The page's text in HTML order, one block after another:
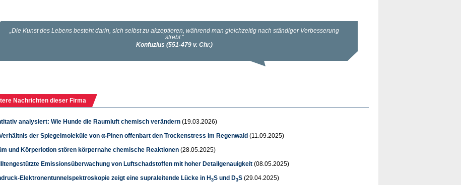
Nachrichten dieser Firma
analysiert: Wie Hunde die Raumluft chemisch verändern (19.03.2026)
der Spiegelmoleküle von α-Pinen offenbart den Trockenstress im Regenwald (11.09.2025)
und Körperlotion stören körpernahe chemische Reaktionen (28.05.2025)
Emissionsüberwachung von Luftschadstoffen mit hoher Detailgenauigkeit (08.05.2025)
Elektronentunnelspektroskopie zeigt eine supraleitende Lücke in H3S und D3S (29.04.2025)